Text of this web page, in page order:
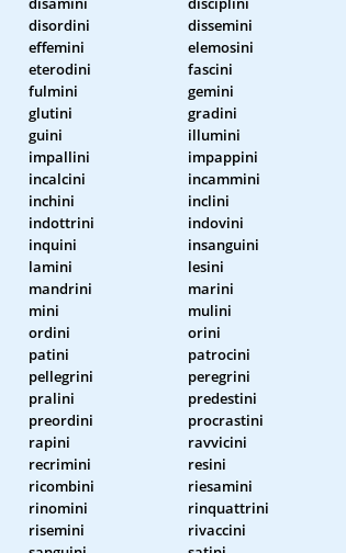
disordini
dissemini
effemini
elemosini
eterodini
fascini
fulmini
gemini
glutini
gradini
guini
illumini
impallini
impappini
incalcini
incammini
inchini
inclini
indottrini
indovini
inquini
insanguini
lamini
lesini
mandrini
marini
mini
mulini
ordini
orini
patini
patrocini
pellegrini
peregrini
pralini
predestini
preordini
procrastini
rapini
ravvicini
recrimini
resini
ricombini
riesamini
rinomini
rinquattrini
risemini
rivaccini